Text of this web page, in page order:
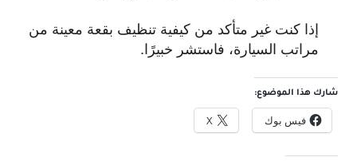
إذا كنت غير متأكد من كيفية تنظيف بقعة معينة من
مراتب السيارة، فاستشر خبيرًا.
شارك هذا الموضوع:
فيس بوك X